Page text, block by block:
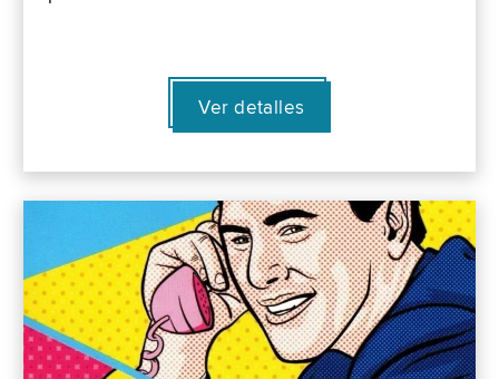
Ver detalles